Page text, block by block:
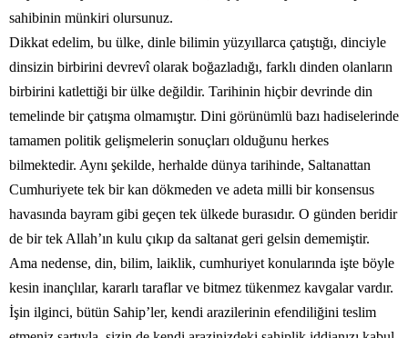
sahibinin münkiri olursunuz.
Dikkat edelim, bu ülke, dinle bilimin yüzyıllarca çatıştığı, dinciyle
dinsizin birbirini devrevî olarak boğazladığı, farklı dinden olanların
birbirini katlettiği bir ülke değildir. Tarihinin hiçbir devrinde din
temelinde bir çatışma olmamıştır. Dini görünümlü bazı hadiselerinde
tamamen politik gelişmelerin sonuçları olduğunu herkes
bilmektedir. Aynı şekilde, herhalde dünya tarihinde, Saltanattan
Cumhuriyete tek bir kan dökmeden ve adeta milli bir konsensus
havasında bayram gibi geçen tek ülkede burasıdır. O günden beridir
de bir tek Allah’ın kulu çıkıp da saltanat geri gelsin dememiştir.
Ama nedense, din, bilim, laiklik, cumhuriyet konularında işte böyle
kesin inançlılar, kararlı taraflar ve bitmez tükenmez kavgalar vardır.
İşin ilginci, bütün Sahip’ler, kendi arazilerinin efendiliğini teslim